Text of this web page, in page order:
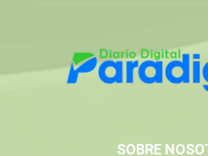
SOBRE